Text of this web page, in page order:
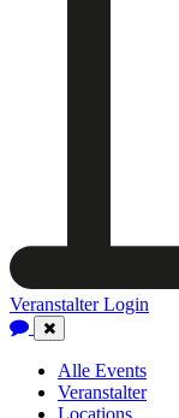
Veranstalter Login
Close
Navigation
Alle Events
Veranstalter
Locations